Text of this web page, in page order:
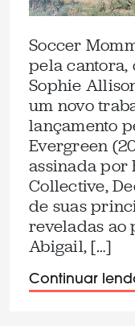
Soccer
pela
Sophie
um novo
lançamento
Evergreen
assinada por
Collective,
de suas
reveladas ao
Abigail, […]
Continuar